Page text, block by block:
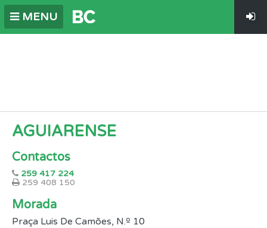
MENU
AGUIARENSE
Contactos
259 417 224
259 408 150
Morada
Praça Luis De Camões, N.º 10